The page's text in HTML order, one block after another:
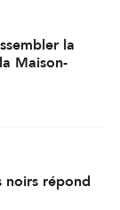
la
Maison-
noirs répond